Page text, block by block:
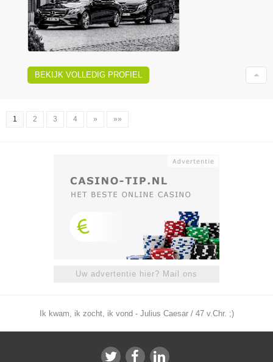
BEKIJK VOLLEDIG PROFIEL
1 2 3 4 » »»
Uw advertentie hier? Mail ons
Ik kwam, ik zocht, ik vond - Julius Caesar / 47 v.Chr. ;)